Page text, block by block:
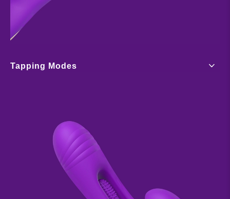
Tapping Modes